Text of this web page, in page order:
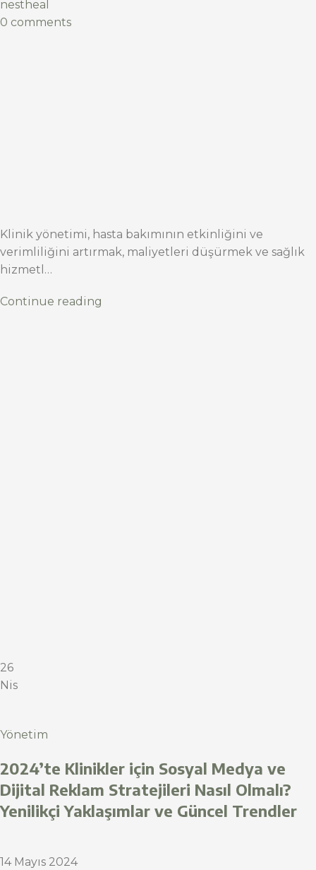
nestheal
0 comments
Klinik yönetimi, hasta bakımının etkinliğini ve
verimliliğini artırmak, maliyetleri düşürmek ve sağlık
hizmetl…
Continue reading
26
Nis
Yönetim
2024’te Klinikler için Sosyal Medya ve
Dijital Reklam Stratejileri Nasıl Olmalı?
Yenilikçi Yaklaşımlar ve Güncel Trendler
14 Mayıs 2024